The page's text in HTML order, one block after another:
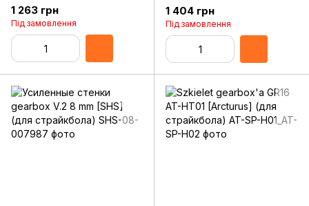
[Specna Arms]
1 263 грн
Під замовлення
1 404 грн
Під замовлення